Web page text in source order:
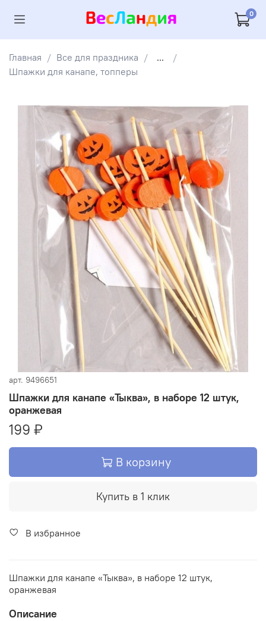
0
Главная Все для праздника
...
Шпажки для канапе, топперы
арт. 9496651
Шпажки для канапе «Тыква», в наборе 12 штук,
оранжевая
199 ₽
В корзину
Купить в 1 клик
В избранное
Шпажки для канапе «Тыква», в наборе 12 штук,
оранжевая
Описание